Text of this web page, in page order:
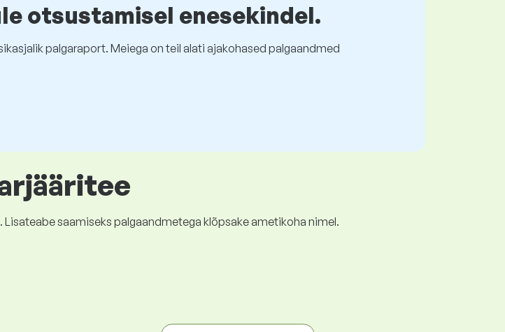
otsustamisel enesekindel.
palgaraport. Meiega on teil alati ajakohased palgaandmed
saamiseks palgaandmetega klõpsake ametikoha nimel.